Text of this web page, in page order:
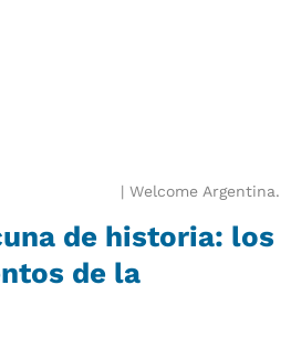
Welcome Argentina.
de historia: los
de la